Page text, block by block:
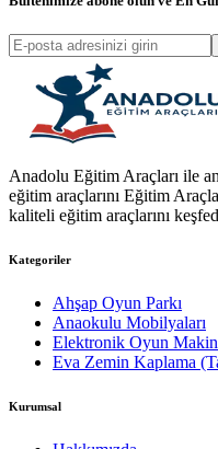
Anadolu Eğitim Araçları ile
eğitim araçlarını Eğitim
kaliteli eğitim araçlarını
Kategoriler
Ahşap Oyun Parkı
Anaokulu Mobilyaları
Elektronik Oyun
Eva Zemin Kaplama
Kurumsal